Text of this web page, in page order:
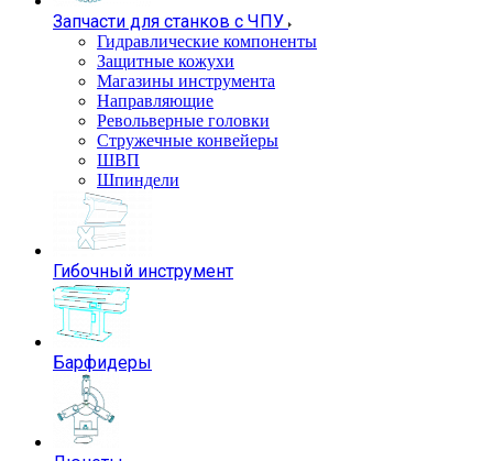
Запчасти для станков с ЧПУ
Гидравлические компоненты
Защитные кожухи
Магазины инструмента
Направляющие
Револьверные головки
Стружечные конвейеры
ШВП
Шпиндели
Гибочный инструмент
Барфидеры